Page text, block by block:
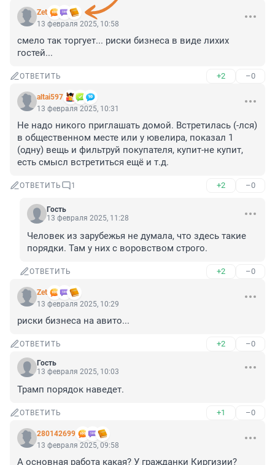
Zet
13 февраля 2025, 10:58
смело так торгует... риски бизнеса в виде лихих
гостей...
ОТВЕТИТЬ +2 –0
altai597
13 февраля 2025, 10:31
Не надо никого приглашать домой. Встретилась (-лся)
в общественном месте или у ювелира, показал 1
(одну) вещь и фильтруй покупателя, купит-не купит,
есть смысл встретиться ещё и т.д.
ОТВЕТИТЬ 1 +2 –0
Гость
13 февраля 2025, 11:28
Человек из зарубежья не думала, что здесь такие
порядки. Там у них с воровством строго.
ОТВЕТИТЬ +2 –0
Zet
13 февраля 2025, 10:29
риски бизнеса на авито...
ОТВЕТИТЬ +2 –0
Гость
13 февраля 2025, 10:03
Трамп порядок наведет.
ОТВЕТИТЬ +1 –0
280142699
13 февраля 2025, 09:58
А основная работа какая? У гражданки Киргизии?